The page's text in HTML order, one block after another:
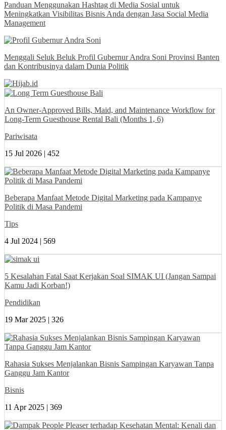
Panduan Menggunakan Hashtag di Media Sosial untuk
Meningkatkan Visibilitas Bisnis Anda dengan Jasa Social Media
Management
Menggali Seluk Beluk Profil Gubernur Andra Soni Provinsi Banten
dan Kontribusinya dalam Dunia Politik
An Owner-Approved Bills, Maid, and Maintenance Workflow for
Long-Term Guesthouse Rental Bali (Months 1, 6)
Pariwisata
15 Jul 2026 | 452
Beberapa Manfaat Metode Digital Marketing pada Kampanye
Politik di Masa Pandemi
Tips
4 Jul 2024 | 569
5 Kesalahan Fatal Saat Kerjakan Soal SIMAK UI (Jangan Sampai
Kamu Jadi Korban!)
Pendidikan
19 Mar 2025 | 326
Rahasia Sukses Menjalankan Bisnis Sampingan Karyawan Tanpa
Ganggu Jam Kantor
Bisnis
11 Apr 2025 | 369